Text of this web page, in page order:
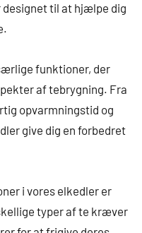
designet til at hjælpe dig
funktioner, der
af tebrygning. Fra
opvarmningstid og
give dig en forbedret
i vores elkedler er
typer af te kræver